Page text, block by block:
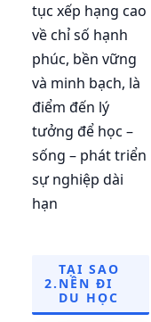
tục xếp hạng cao
về chỉ số hạnh
phúc, bền vững
và minh bạch, là
điểm đến lý
tưởng để học –
sống – phát triển
sự nghiệp dài
hạn
2.
TẠI SAO
NÊN ĐI
DU HỌC